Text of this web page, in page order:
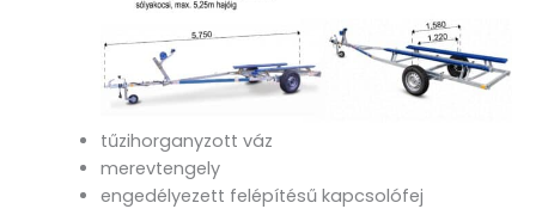
tűzihorganyzott váz
merevtengely
engedélyezett felépítésű kapcsolófej